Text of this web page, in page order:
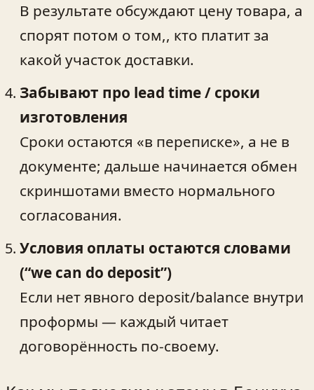
В результате обсуждают цену товара, а
спорят потом о том,, кто платит за
какой участок доставки.
Забывают про lead time / сроки
изготовления
Сроки остаются «в переписке», а не в
документе; дальше начинается обмен
скриншотами вместо нормального
согласования.
Условия оплаты остаются словами
(“we can do deposit”)
Если нет явного deposit/balance внутри
проформы — каждый читает
договорённость по-своему.